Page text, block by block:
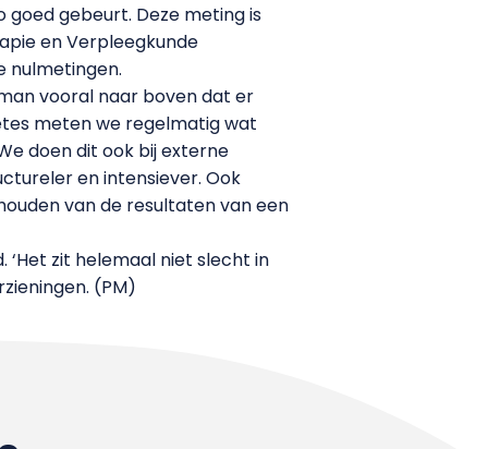
gebeurt. Deze meting is
en Verpleegkunde
nulmetingen.
vooral naar boven dat er
meten we regelmatig wat
doen dit ook bij externe
en intensiever. Ook
van de resultaten van een
zit helemaal niet slecht in
(PM)